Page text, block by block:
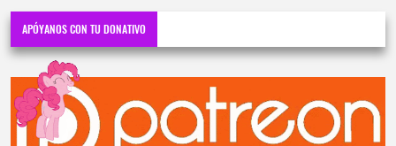
APÓYANOS CON TU DONATIVO